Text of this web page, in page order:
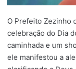
O Prefeito Zezinho
celebração do Dia
caminhada e um
ele manifestou a